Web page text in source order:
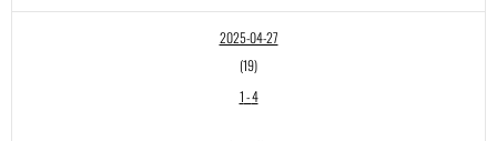
2025-04-27
(19)
1-4